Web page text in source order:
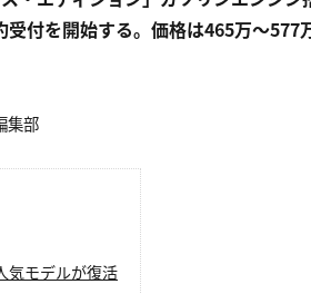
受付を開始する。価格は465万〜
集部
気モデルが復活